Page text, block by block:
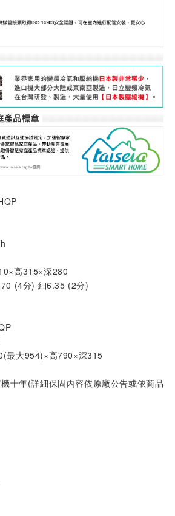
高315×深280
(4分) 細6.35 (2分)
最大954)×高790×深315
十年(詳細保固內容依原廠公告或依商品